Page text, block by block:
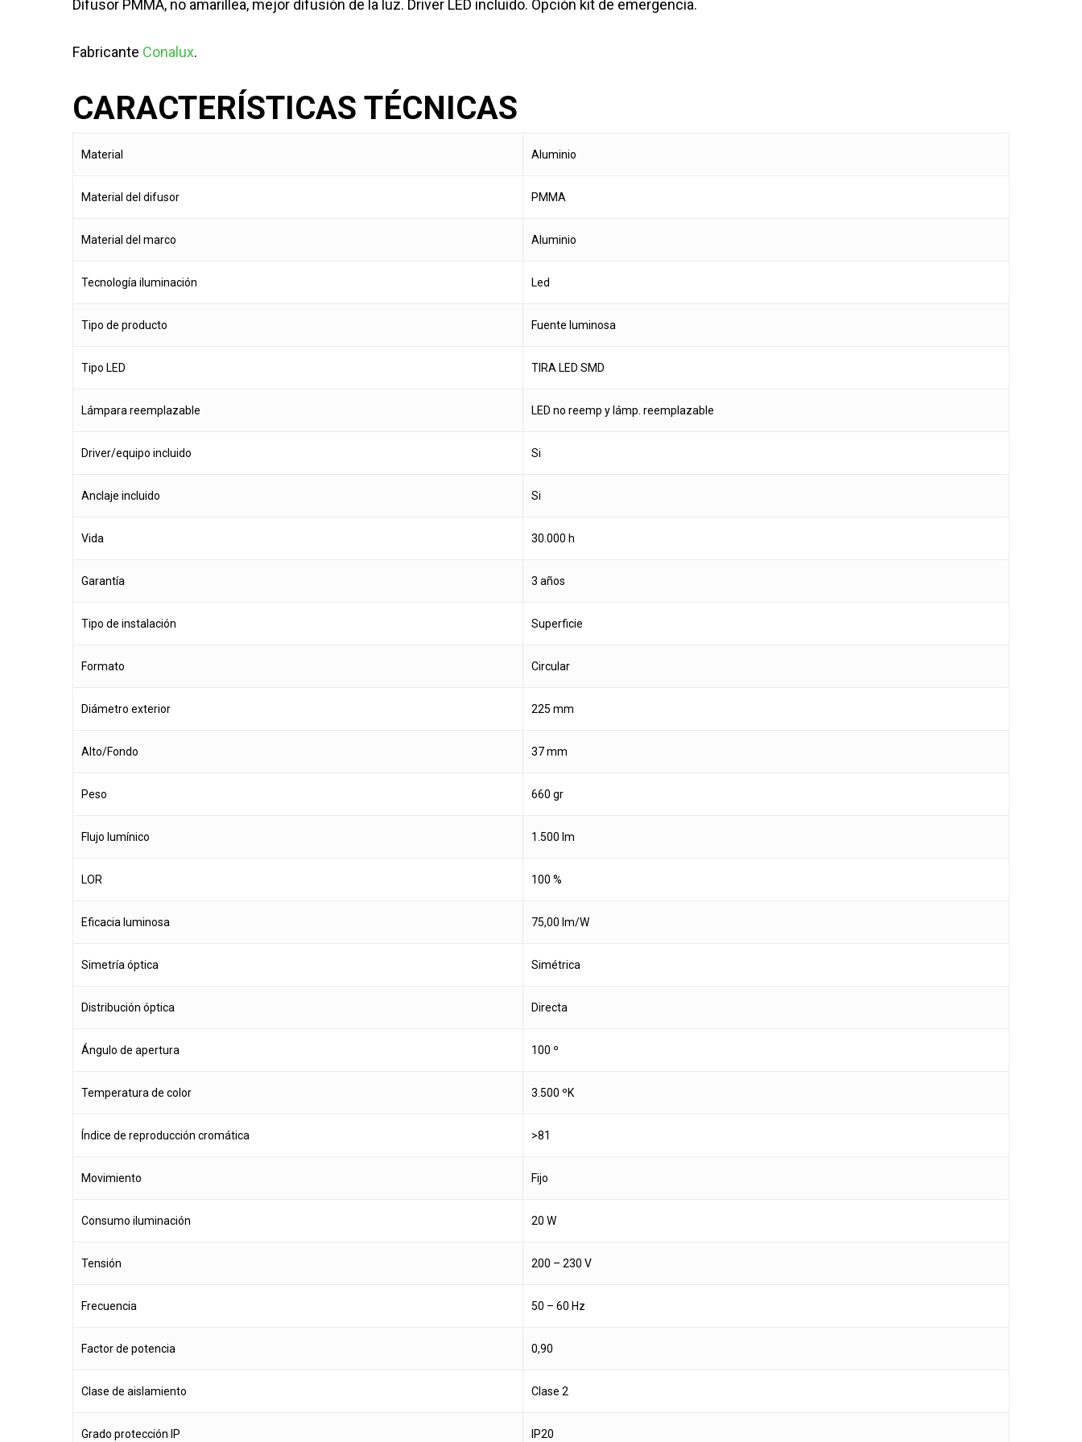
Difusor PMMA, no amarillea, mejor difusión de la luz. Driver LED incluido. Opción kit de emergencia.
Fabricante Conalux.
CARACTERÍSTICAS TÉCNICAS
Material Aluminio
Material del difusor PMMA
Material del marco Aluminio
Tecnología iluminación Led
Tipo de producto Fuente luminosa
Tipo LED TIRA LED SMD
Lámpara reemplazable LED no reemp y lámp. reemplazable
Driver/equipo incluido Si
Anclaje incluido Si
Vida 30.000 h
Garantía 3 años
Tipo de instalación Superficie
Formato Circular
Diámetro exterior 225 mm
Alto/Fondo 37 mm
Peso 660 gr
Flujo lumínico 1.500 lm
LOR 100 %
Eficacia luminosa 75,00 lm/W
Simetría óptica Simétrica
Distribución óptica Directa
Ángulo de apertura 100 º
Temperatura de color 3.500 ºK
Índice de reproducción cromática >81
Movimiento Fijo
Consumo iluminación 20 W
Tensión 200 – 230 V
Frecuencia 50 – 60 Hz
Factor de potencia 0,90
Clase de aislamiento Clase 2
Grado protección IP IP20